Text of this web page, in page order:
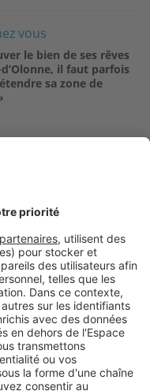
vous
le bien de ses rêves
il faut parfois
sa zone de